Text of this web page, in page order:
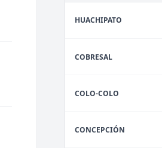
HUACHIPATO
COBRESAL
COLO-COLO
CONCEPCIÓN